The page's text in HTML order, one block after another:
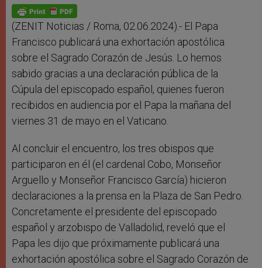
p
p
g
e
r
o
k
(ZENIT Noticias / Roma, 02.06.2024).- El Papa
Francisco publicará una exhortación apostólica
sobre el Sagrado Corazón de Jesús. Lo hemos
sabido gracias a una declaración pública de la
Cúpula del episcopado español, quienes fueron
recibidos en audiencia por el Papa la mañana del
viernes 31 de mayo en el Vaticano.
Al concluir el encuentro, los tres obispos que
participaron en él (el cardenal Cobo, Monseñor
Arguello y Monseñor Francisco García) hicieron
declaraciones a la prensa en la Plaza de San Pedro.
Concretamente el presidente del episcopado
español y arzobispo de Valladolid, reveló que el
Papa les dijo que próximamente publicará una
exhortación apostólica sobre el Sagrado Corazón de